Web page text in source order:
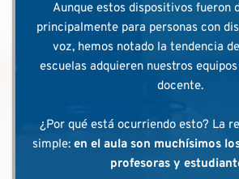
Aunque estos dispositivos fueron
principalmente para personas con
voz, hemos notado la tendencia
escuelas adquieren nuestros
docente.
simple: en el aula son muchísimos
profesoras y